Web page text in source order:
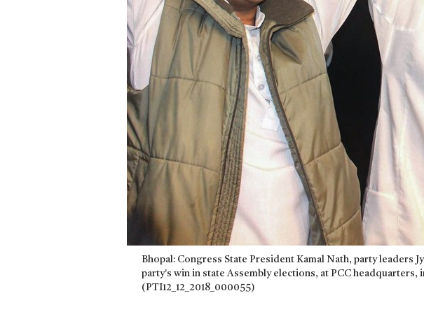
Bhopal: Congress State President Kamal Nath, party leaders
party's win in state Assembly elections, at PCC
(PTI12_12_2018_000055)